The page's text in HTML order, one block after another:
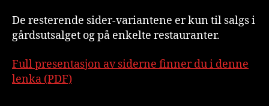
De resterende sider-variantene er kun til salgs i
gårdsutsalget og på enkelte restauranter.
Full presentasjon av siderne finner du i denne
lenka (PDF)